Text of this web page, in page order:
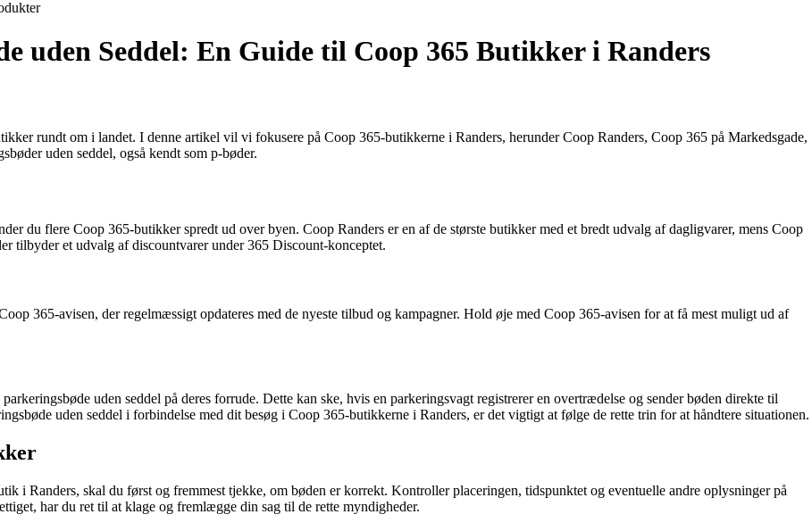
uden Seddel: En Guide til Coop 365 Butikker i Randers
rundt om i landet. I denne artikel vil vi fokusere på Coop 365-butikkerne i Randers, herunder Coop Randers, Coop 365 på Markedsgade,
uden seddel, også kendt som p-bøder.
du flere Coop 365-butikker spredt ud over byen. Coop Randers er en af de største butikker med et bredt udvalg af dagligvarer, mens Coop
tilbyder et udvalg af discountvarer under 365 Discount-konceptet.
365-avisen, der regelmæssigt opdateres med de nyeste tilbud og kampagner. Hold øje med Coop 365-avisen for at få mest muligt ud af
uden seddel på deres forrude. Dette kan ske, hvis en parkeringsvagt registrerer en overtrædelse og sender bøden direkte til
uden seddel i forbindelse med dit besøg i Coop 365-butikkerne i Randers, er det vigtigt at følge de rette trin for at håndtere situationen.
i Randers, skal du først og fremmest tjekke, om bøden er korrekt. Kontroller placeringen, tidspunktet og eventuelle andre oplysninger på
har du ret til at klage og fremlægge din sag til de rette myndigheder.